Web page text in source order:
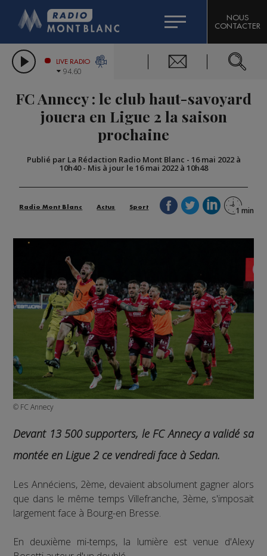
LES CHRONIQUES DE L'EXPERT
CITIZEN MACHINERY
GRAND MASSIF DOMAINES SKIABLES
BIGARD
COMPAGNIE DU MONT-BLANC
NOUS
CONTACTER
LIVE RADIO
94.60
FC Annecy : le club haut-savoyard
jouera en Ligue 2 la saison
prochaine
Publié par La Rédaction Radio Mont Blanc - 16 mai 2022 à
10h40- Mis à jour le 16 mai 2022 à 10h48
Radio Mont Blanc Actus Sport
© FC Annecy
Devant 13 500 supporters, le FC Annecy a validé sa
montée en Ligue 2 ce vendredi face à Sedan.
Les Annéciens, 2ème, devaient absolument gagner alors
que dans le même temps Villefranche, 3ème, s'imposait
largement face à Bourg-en Bresse.
En deuxième mi-temps, la lumière est venue d'Alexy